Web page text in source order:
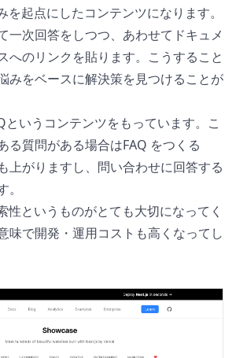
を起点にしたコンテンツになります。
一次回答をしつつ、あわせてドキュメ
へのリンクを貼ります。こうすること
みをベースに解決策を見つけることが
というコンテンツをもっています。こ
る質問がある場合はFAQ をつくる
上がりますし、問い合わせに回答する
性というものがとても大切になってく
味で開発・運用コストも高くなってし